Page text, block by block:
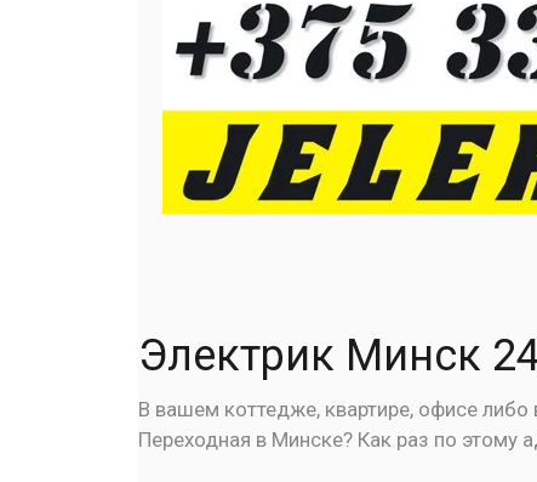
Электрик Минск
В вашем коттедже, квартире, офисе
Переходная в Минске? Как раз по этому